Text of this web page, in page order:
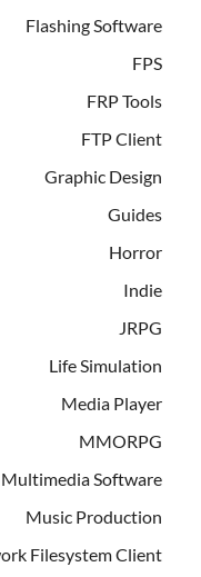
Flashing Software
FPS
FRP Tools
FTP Client
Graphic Design
Guides
Horror
Indie
JRPG
Life Simulation
Media Player
MMORPG
Multimedia Software
Music Production
Filesystem Client